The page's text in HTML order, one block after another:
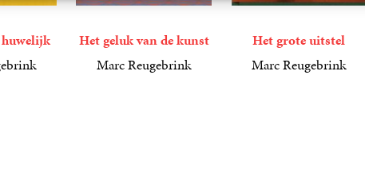
Het geluk van de kunst
Marc Reugebrink
Het grote uitstel
Marc Reugebrink